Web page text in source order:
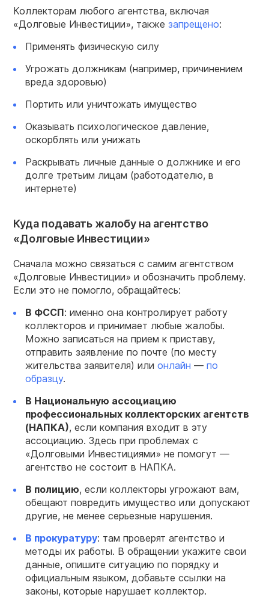
Коллекторам любого агентства, включая
«Долговые Инвестиции», также запрещено:
Применять физическую силу
Угрожать должникам (например, причинением
вреда здоровью)
Портить или уничтожать имущество
Оказывать психологическое давление,
оскорблять или унижать
Раскрывать личные данные о должнике и его
долге третьим лицам (работодателю, в
интернете)
Куда подавать жалобу на агентство
«Долговые Инвестиции»
Сначала можно связаться с самим агентством
«Долговые Инвестиции» и обозначить проблему.
Если это не помогло, обращайтесь:
В ФССП: именно она контролирует работу
коллекторов и принимает любые жалобы.
Можно записаться на прием к приставу,
отправить заявление по почте (по месту
жительства заявителя) или онлайн — по
образцу.
В Национальную ассоциацию
профессиональных коллекторских агентств
(НАПКА), если компания входит в эту
ассоциацию. Здесь при проблемах с
«Долговыми Инвестициями» не помогут —
агентство не состоит в НАПКА.
В полицию, если коллекторы угрожают вам,
обещают повредить имущество или допускают
другие, не менее серьезные нарушения.
В прокуратуру: там проверят агентство и
методы их работы. В обращении укажите свои
данные, опишите ситуацию по порядку и
официальным языком, добавьте ссылки на
законы, которые нарушает коллектор.